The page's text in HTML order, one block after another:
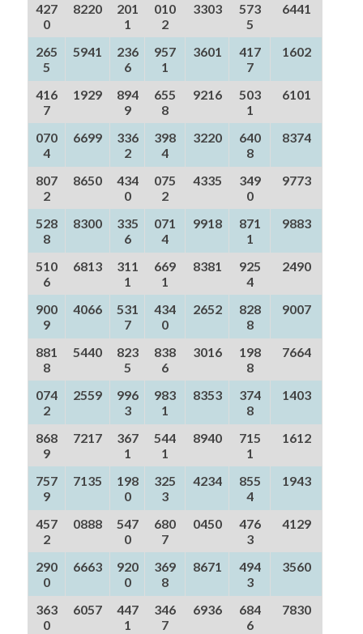
427
0
8220
201
1
010
2
3303
573
5
6441
265
5
5941
236
6
957
1
3601
417
7
1602
416
7
1929
894
9
655
8
9216
503
1
6101
070
4
6699
336
2
398
4
3220
640
8
8374
807
2
8650
434
0
075
2
4335
349
0
9773
528
8
8300
335
6
071
4
9918
871
1
9883
510
6
6813
311
1
669
1
8381
925
4
2490
900
9
4066
531
7
434
0
2652
828
8
9007
881
8
5440
823
5
838
6
3016
198
8
7664
074
2
2559
996
3
983
1
8353
374
8
1403
868
9
7217
367
1
544
1
8940
715
1
1612
757
9
7135
198
0
325
3
4234
855
4
1943
457
2
0888
547
0
680
7
0450
476
3
4129
290
0
6663
920
0
369
8
8671
494
3
3560
363
0
6057
447
1
346
7
6936
684
6
7830